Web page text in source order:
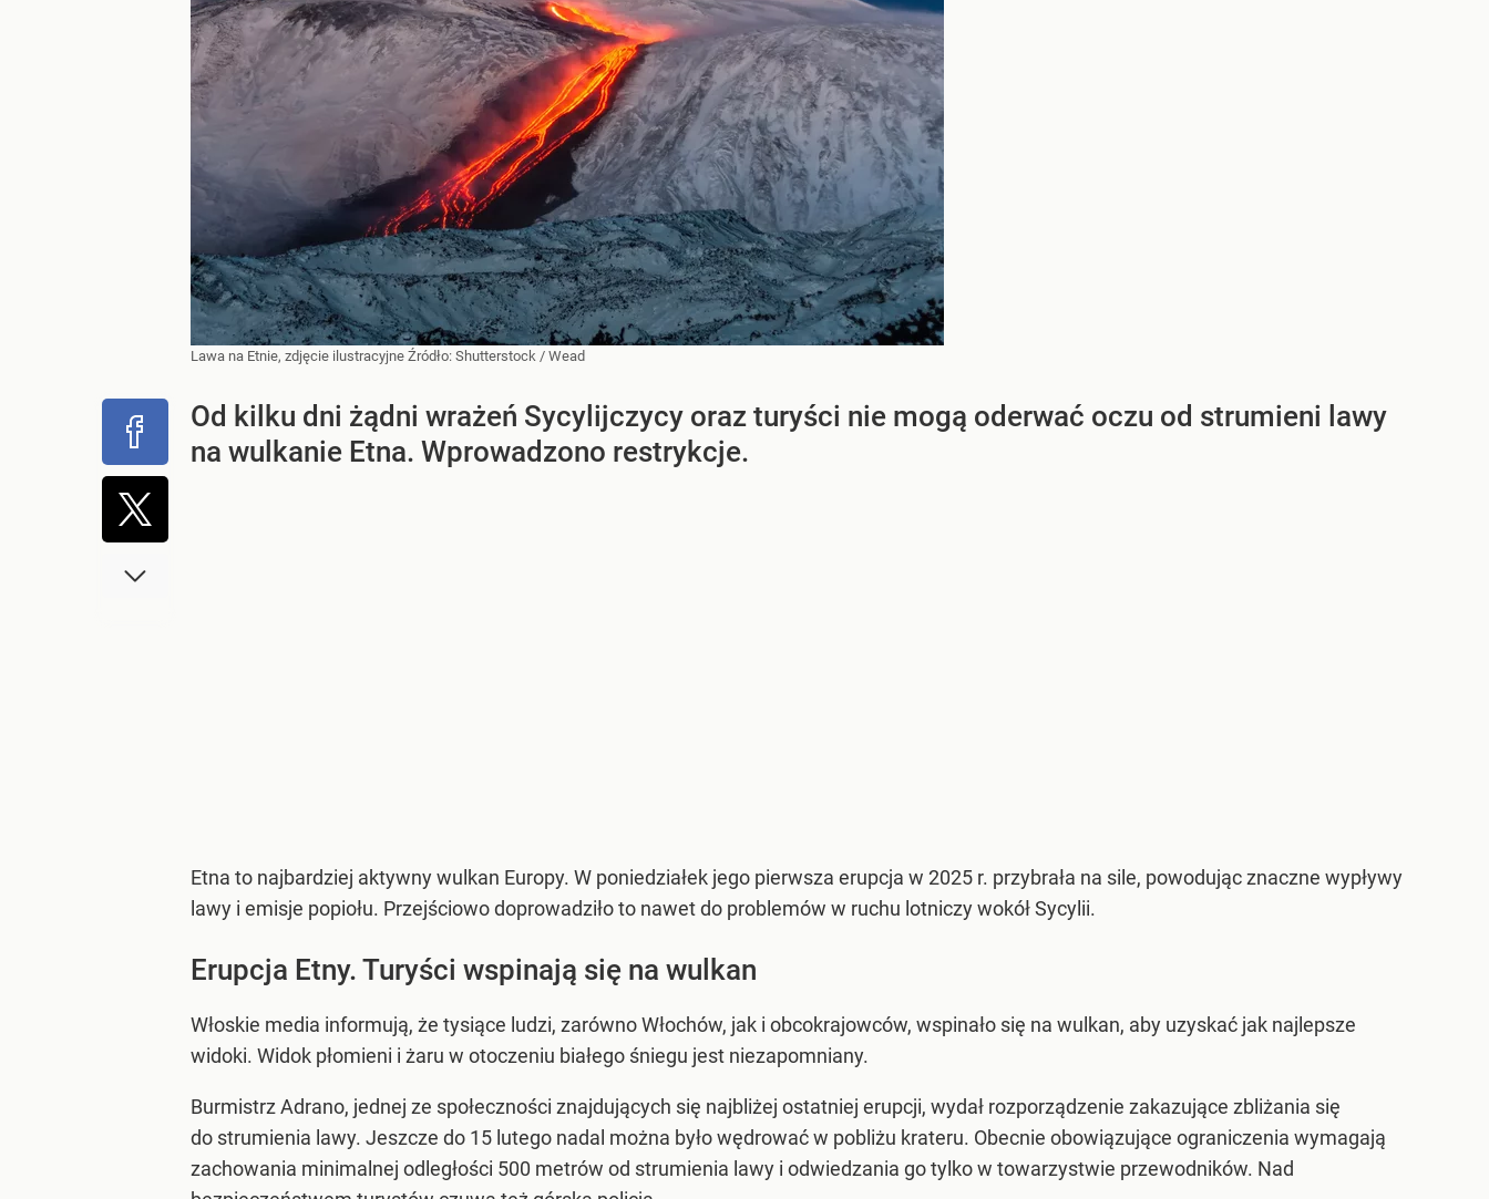
Lawa na Etnie, zdjęcie ilustracyjne Źródło: Shutterstock / Wead
Od kilku dni żądni wrażeń Sycylijczycy oraz turyści nie mogą oderwać oczu od strumieni lawy
na wulkanie Etna. Wprowadzono restrykcje.
Etna to najbardziej aktywny wulkan Europy. W poniedziałek jego pierwsza erupcja w 2025 r. przybrała na sile, powodując znaczne wypływy
lawy i emisje popiołu. Przejściowo doprowadziło to nawet do problemów w ruchu lotniczy wokół Sycylii.
Erupcja Etny. Turyści wspinają się na wulkan
Włoskie media informują, że tysiące ludzi, zarówno Włochów, jak i obcokrajowców, wspinało się na wulkan, aby uzyskać jak najlepsze
widoki. Widok płomieni i żaru w otoczeniu białego śniegu jest niezapomniany.
Burmistrz Adrano, jednej ze społeczności znajdujących się najbliżej ostatniej erupcji, wydał rozporządzenie zakazujące zbliżania się
do strumienia lawy. Jeszcze do 15 lutego nadal można było wędrować w pobliżu krateru. Obecnie obowiązujące ograniczenia wymagają
zachowania minimalnej odległości 500 metrów od strumienia lawy i odwiedzania go tylko w towarzystwie przewodników. Nad